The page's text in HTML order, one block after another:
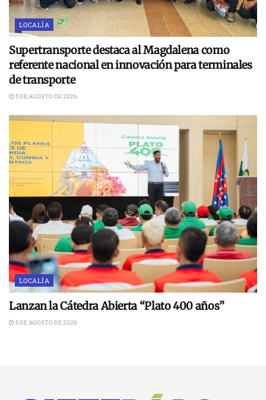
LOCALÍA
Supertransporte destaca al Magdalena como
referente nacional en innovación para terminales
de transporte
5 DE AGOSTO DE 2026
LOCALÍA
Lanzan la Cátedra Abierta “Plato 400 años”
5 DE AGOSTO DE 2026